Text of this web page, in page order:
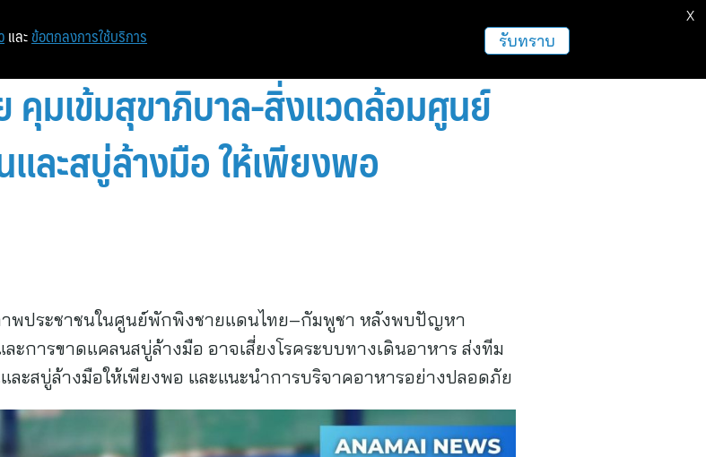
คุมเข้มสุขาภิบาล-สิ่งแวดล้อมศูนย์
ละสบู่ล้างมือ ให้เพียงพอ
พประชาชนในศูนย์พักพิงชายแดนไทย–กัมพูชา หลังพบปัญหา
ะการขาดแคลนสบู่ล้างมือ อาจเสี่ยงโรคระบบทางเดินอาหาร ส่งทีม
ละสบู่ล้างมือให้เพียงพอ และแนะนำการบริจาคอาหารอย่างปลอดภัย
และ ข้อตกลงการใช้บริการ รับทราบ
X